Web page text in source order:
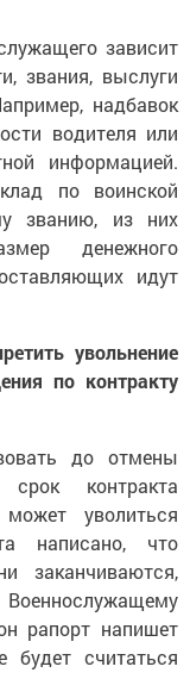
зависит
звания, выслуги
надбавок
водителя или
информацией.
по воинской
званию, из них
денежного
идут
увольнение
по контракту
до отмены
контракта
уволиться
написано, что
заканчиваются,
рапорт напишет
считаться